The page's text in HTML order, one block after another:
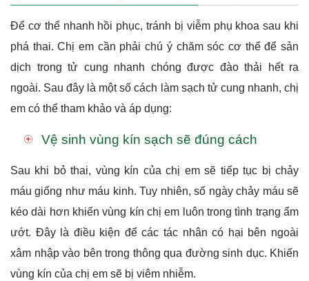
Để cơ thể nhanh hồi phục, tránh bị viễm phụ khoa sau khi
phá thai. Chị em cần phải chú ý chăm sóc cơ thể để sản
dịch trong tử cung nhanh chóng được đào thải hết ra
ngoài. Sau đây là một số cách làm sạch tử cung nhanh, chị
em có thể tham khảo và áp dụng:
Vệ sinh vùng kín sạch sẽ đúng cách
Sau khi bỏ thai, vùng kín của chị em sẽ tiếp tục bị chảy
máu giống như máu kinh. Tuy nhiên, số ngày chảy máu sẽ
kéo dài hơn khiến vùng kín chị em luôn trong tình trạng ẩm
ướt. Đây là điều kiện để các tác nhân có hại bên ngoài
xâm nhập vào bên trong thông qua đường sinh dục. Khiến
vùng kín của chị em sẽ bị viêm nhiễm.